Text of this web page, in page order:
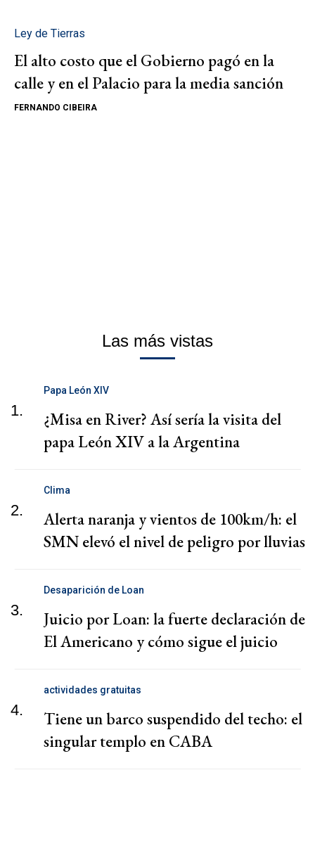
Ley de Tierras
El alto costo que el Gobierno pagó en la
calle y en el Palacio para la media sanción
FERNANDO CIBEIRA
Las más vistas
1.
Papa León XIV
¿Misa en River? Así sería la visita del
papa León XIV a la Argentina
2.
Clima
Alerta naranja y vientos de 100km/h: el
SMN elevó el nivel de peligro por lluvias
3.
Desaparición de Loan
Juicio por Loan: la fuerte declaración de
El Americano y cómo sigue el juicio
4.
actividades gratuitas
Tiene un barco suspendido del techo: el
singular templo en CABA